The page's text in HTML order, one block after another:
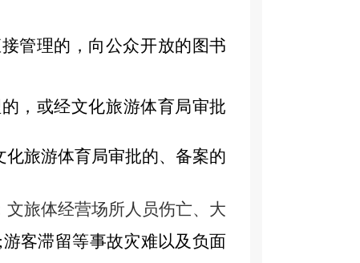
管理的，向公众开放的图书
， 或经文化旅游体育局审批
旅游体育局审批的、备案的
文旅体经营场所人员伤亡、 大
;游客滞留等事故灾难以及负面